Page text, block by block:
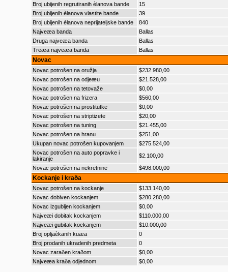
Broj ubijenih regrutiranih èlanova bande
15
Broj ubijenih èlanova vlastite bande
39
Broj ubijenih èlanova neprijateljske bande
840
Najveæa banda
Ballas
Druga najveæa banda
Ballas
Treæa najveæa banda
Ballas
Novac
Novac potrošen na oružja
$232.980,00
Novac potrošen na odjeæu
$21.528,00
Novac potrošen na tetovaže
$0,00
Novac potrošen na frizera
$560,00
Novac potrošen na prostitutke
$0,00
Novac potrošen na striptizete
$20,00
Novac potrošen na tuning
$21.455,00
Novac potrošen na hranu
$251,00
Ukupan novac potrošen kupovanjem
$275.524,00
Novac potrošen na auto popravke i
lakiranje
$2.100,00
Novac potrošen na nekretnine
$498.000,00
Kockanje i kraða
Novac potrošen na kockanje
$133.140,00
Novac dobiven kockanjem
$280.280,00
Novac izgubljen kockanjem
$0,00
Najveæi dobitak kockanjem
$110.000,00
Najveæi gubitak kockanjem
$10.000,00
Broj opljaèkanih kuæa
0
Broj prodanih ukradenih predmeta
0
Novac zaraðen kraðom
$0,00
Najveæa kraða odjednom
$0,00